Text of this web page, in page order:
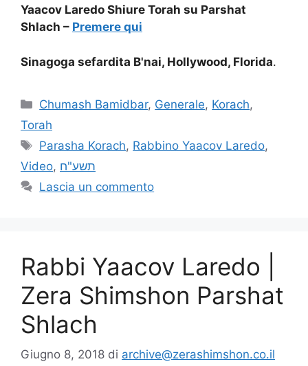
Yaacov Laredo Shiure Torah su Parshat
Shlach – Premere qui
Sinagoga sefardita B'nai, Hollywood, Florida.
Chumash Bamidbar, Generale, Korach,
Torah
Parasha Korach, Rabbino Yaacov Laredo,
Video, תשע"ח
Lascia un commento
Rabbi Yaacov Laredo |
Zera Shimshon Parshat
Shlach
Giugno 8, 2018 di archive@zerashimshon.co.il